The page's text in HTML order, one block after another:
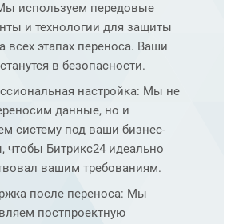
используем передовые
и технологии для защиты
всех этапах переноса. Ваши
в безопасности.
настройка: Мы не
данные, но и
систему под ваши бизнес-
чтобы Битрикс24 идеально
вашим требованиям.
после переноса: Мы
постпроектную